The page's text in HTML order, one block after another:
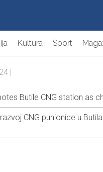
Kultura Sport
|
Butile CNG station as
CNG punionice u